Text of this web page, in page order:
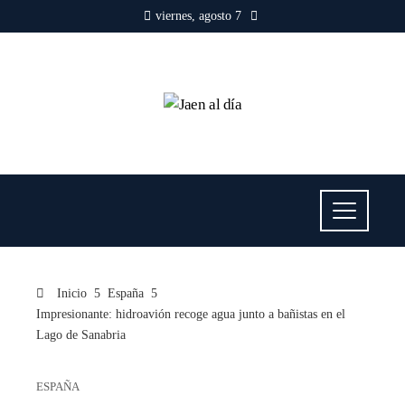
viernes, agosto 7
Inicio
España
Impresionante: hidroavión recoge agua junto a bañistas en el
Lago de Sanabria
ESPAÑA